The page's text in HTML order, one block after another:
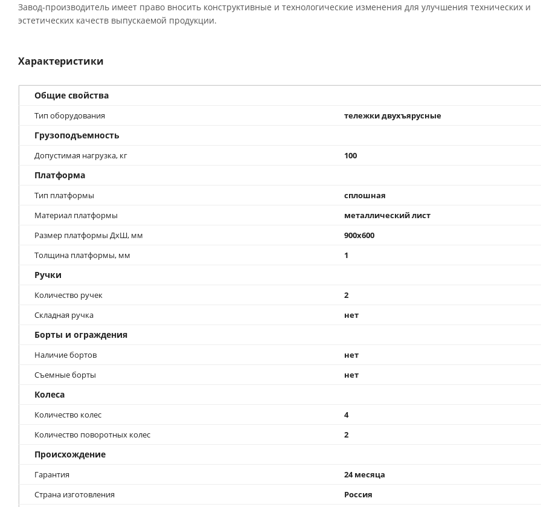
Завод-производитель имеет право вносить конструктивные и технологические изменения для улучшения технических и
эстетических качеств выпускаемой продукции.
Характеристики
Общие свойства
Тип оборудования тележки двухъярусные
Грузоподъемность
Допустимая нагрузка, кг 100
Платформа
Тип платформы
сплошная
Материал платформы
металлический лист
Размер платформы ДхШ, мм
900x600
Толщина платформы, мм
1
Ручки
Количество ручек
2
Складная ручка
нет
Борты и ограждения
Наличие бортов
нет
Съемные борты
нет
Колеса
Количество колес
4
Количество поворотных колес
2
Происхождение
Гарантия
24 месяца
Страна изготовления
Россия